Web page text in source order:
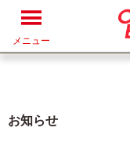
メニュー
お知らせ